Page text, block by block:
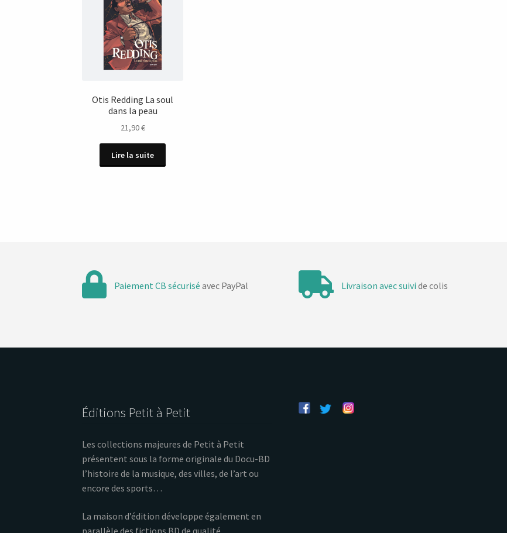
Otis Redding La soul
dans la peau
21,90€
Lire la suite
Paiement CB sécurisé avec PayPal Livraison avec suivi de colis
Éditions Petit à Petit
Les collections majeures de Petit à Petit
présentent sous la forme originale du Docu-BD
l’histoire de la musique, des villes, de l’art ou
encore des sports…
La maison d’édition développe également en
parallèle des fictions BD de qualité.